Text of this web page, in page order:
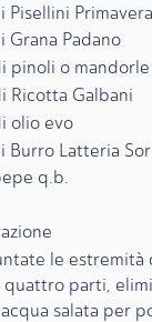
Pisellini
Grana Padano
pinoli o mandorle
Ricotta Galbani
olio evo
Burro Latteria
q.b.
le estremità
parti,
salata per